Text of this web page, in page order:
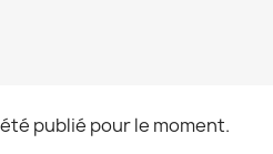
publié pour le moment.